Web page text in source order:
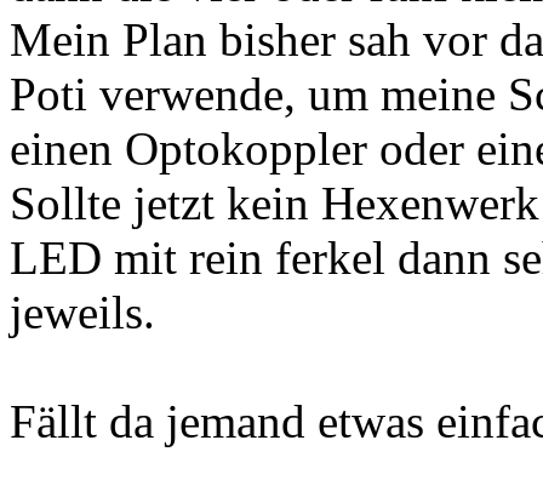
Mein Plan bisher sah vor
Poti verwende, um meine
einen Optokoppler oder
Sollte jetzt kein
LED mit rein ferkel dann
jeweils.
Fällt da jemand etwas